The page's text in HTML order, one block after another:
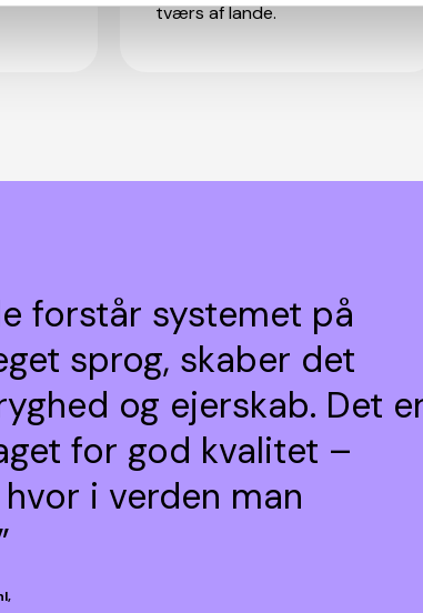
tværs af lande.
forstår systemet på
sprog, skaber det
og ejerskab. Det
for god kvalitet –
i verden man